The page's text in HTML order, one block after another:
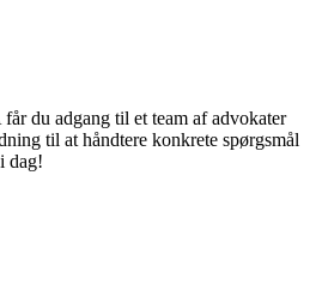
du adgang til et team af advokater
til at håndtere konkrete spørgsmål
dag!